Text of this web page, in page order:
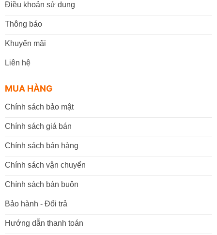
Điều khoản sử dụng
Thông báo
Khuyến mãi
Liên hệ
MUA HÀNG
Chính sách bảo mật
Chính sách giá bán
Chính sách bán hàng
Chính sách vận chuyển
Chính sách bán buôn
Bảo hành - Đổi trả
Hướng dẫn thanh toán